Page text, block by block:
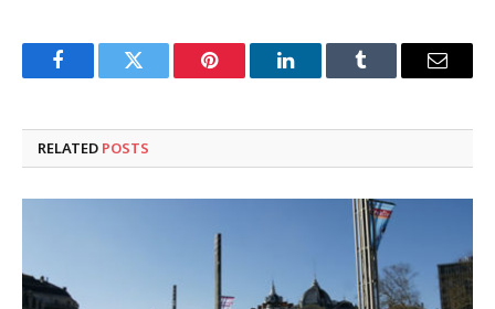
FacebookTwitter Pinterest LinkedInTumblr Email
RELATED POSTS